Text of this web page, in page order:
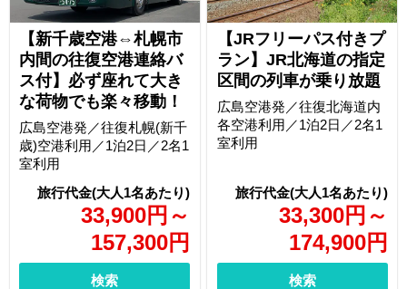
【新千歳空港⇔札幌市
内間の往復空港連絡バ
ス付】必ず座れて大き
な荷物でも楽々移動！
33,900円 ～
157,300円
広島空港発／往復札幌(新千
歳)空港利用／1泊2日／2名1
室利用
検索
【JRフリーパス付きプ
ラン】JR北海道の指定
区間の列車が乗り放題
33,300円 ～
174,900円
広島空港発／往復北海道内
各空港利用／1泊2日／2名1
室利用
検索